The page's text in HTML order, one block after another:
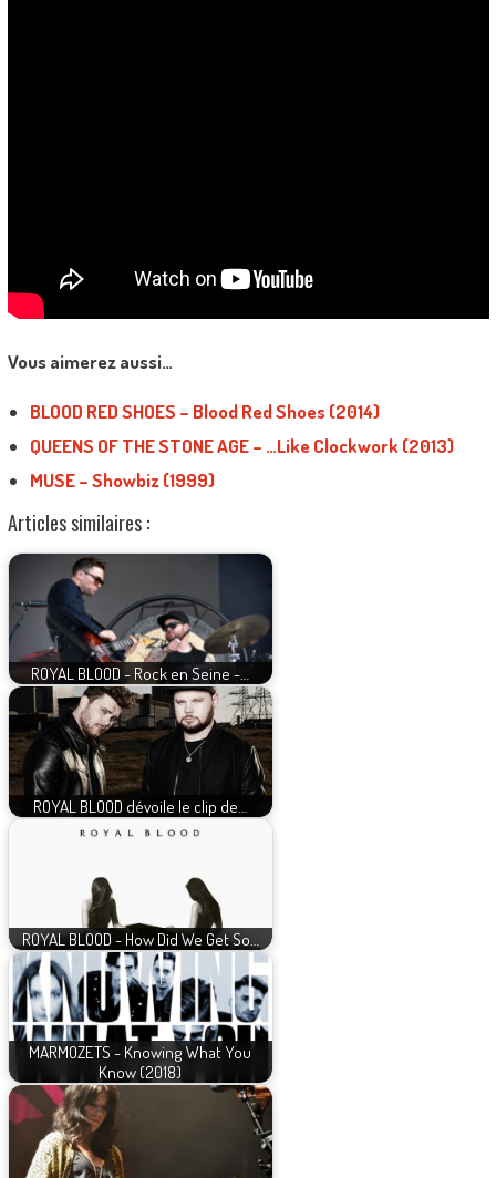
Vous aimerez aussi…
BLOOD RED SHOES – Blood Red Shoes (2014)
QUEENS OF THE STONE AGE – …Like Clockwork (2013)
MUSE – Showbiz (1999)
Articles similaires :
ROYAL BLOOD - Rock en Seine -…
ROYAL BLOOD dévoile le clip de…
ROYAL BLOOD - How Did We Get So…
MARMOZETS - Knowing What You
Know (2018)